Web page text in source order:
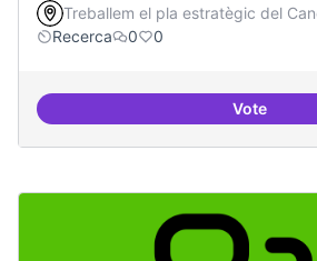
Treballem el pla estratègic del
Recerca
0 0
Vote